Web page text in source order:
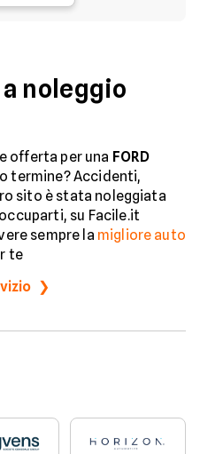
a noleggio
offerta per una FORD
termine? Accidenti,
sito è stata noleggiata
su Facile.it
sempre la migliore auto
te